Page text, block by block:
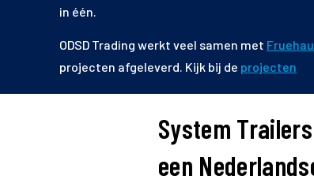
in één.
ODSD Trading werkt veel samen met
projecten afgeleverd. Kijk bij de projecten
System
een